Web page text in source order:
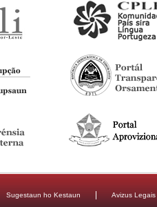
Sugestaun ho Kestaun Avizus Legais